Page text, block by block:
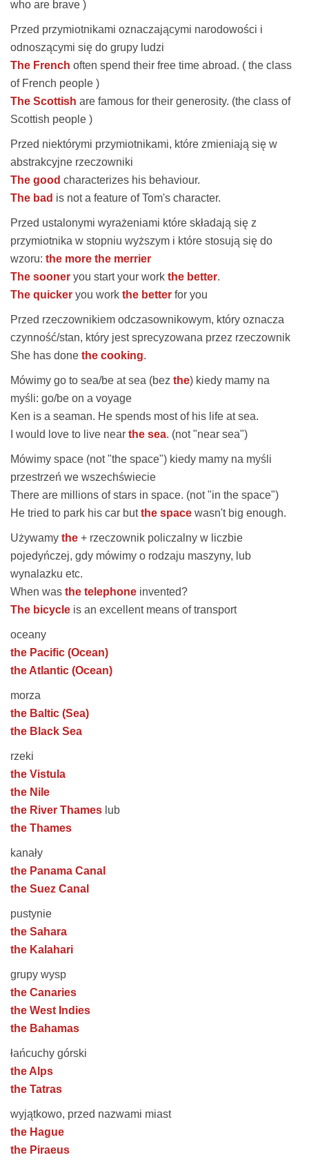
who are brave )
Przed przymiotnikami oznaczającymi narodowości i
odnoszącymi się do grupy ludzi
The French often spend their free time abroad. ( the class
of French people )
The Scottish are famous for their generosity. (the class of
Scottish people )
Przed niektórymi przymiotnikami, które zmieniają się w
abstrakcyjne rzeczowniki
The good characterizes his behaviour.
The bad is not a feature of Tom's character.
Przed ustalonymi wyrażeniami które składają się z
przymiotnika w stopniu wyższym i które stosują się do
wzoru: the more the merrier
The sooner you start your work the better.
The quicker you work the better for you
Przed rzeczownikiem odczasownikowym, który oznacza
czynność/stan, który jest sprecyzowana przez rzeczownik
She has done the cooking.
Mówimy go to sea/be at sea (bez the) kiedy mamy na
myśli: go/be on a voyage
Ken is a seaman. He spends most of his life at sea.
I would love to live near the sea. (not "near sea")
Mówimy space (not "the space") kiedy mamy na myśli
przestrzeń we wszechświecie
There are millions of stars in space. (not "in the space")
He tried to park his car butthe space wasn't big enough.
Używamy the + rzeczownik policzalny w liczbie
pojedyńczej, gdy mówimy o rodzaju maszyny, lub
wynalazku etc.
When was the telephone invented?
The bicycle is an excellent means of transport
oceany
the Pacific (Ocean)
the Atlantic (Ocean)
morza
the Baltic (Sea)
the Black Sea
rzeki
the Vistula
the Nile
the River Thames lub
the Thames
kanały
the Panama Canal
the Suez Canal
pustynie
the Sahara
the Kalahari
grupy wysp
the Canaries
the West Indies
the Bahamas
łańcuchy górski
the Alps
the Tatras
wyjątkowo, przed nazwami miast
the Hague
the Piraeus